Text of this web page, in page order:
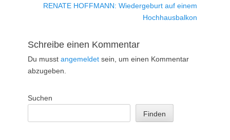
Nächster
RENATE HOFFMANN: Wiedergeburt auf einem
Hochhausbalkon
Schreibe einen Kommentar
Du musst angemeldet sein, um einen Kommentar
abzugeben.
Suchen
Finden